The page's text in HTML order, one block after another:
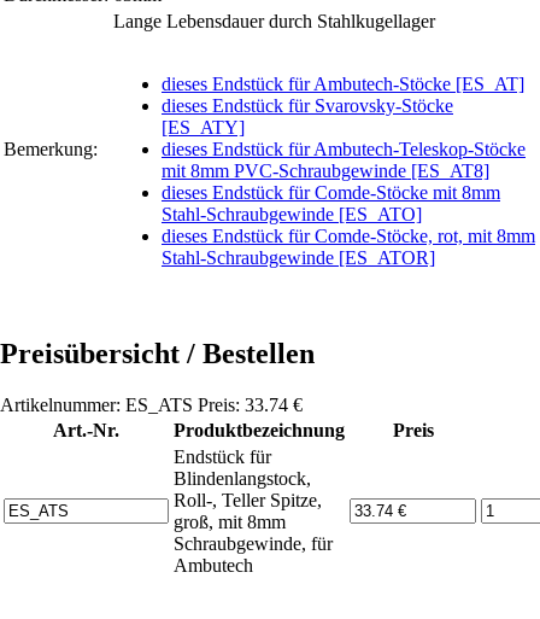
Bemerkung:
Lange Lebensdauer durch Stahlkugellager
dieses Endstück für Ambutech-Stöcke [ES_AT]
dieses Endstück für Svarovsky-Stöcke
[ES_ATY]
dieses Endstück für Ambutech-Teleskop-Stöcke
mit 8mm PVC-Schraubgewinde [ES_AT8]
dieses Endstück für Comde-Stöcke mit 8mm
Stahl-Schraubgewinde [ES_ATO]
dieses Endstück für Comde-Stöcke, rot, mit 8mm
Stahl-Schraubgewinde [ES_ATOR]
Preisübersicht / Bestellen
Artikelnummer: ES_ATS Preis: 33.74 €
Art.-Nr.
Produktbezeichnung
Preis
Endstück für
Blindenlangstock,
Roll-, Teller Spitze,
groß, mit 8mm
Schraubgewinde, für
Ambutech